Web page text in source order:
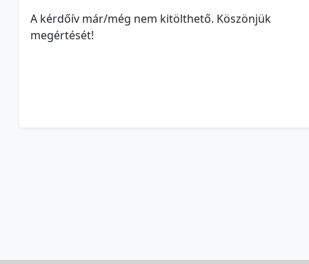
A kérdőív már/még nem kitölthető. Köszönjük
megértését!